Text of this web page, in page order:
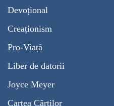
Devoțional
Creaționism
Pro-Viață
Liber de datorii
Joyce Meyer
Cartea Cărților